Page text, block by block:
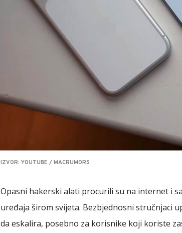
IZVOR: YOUTUBE / MACRUMORS
Opasni hakerski alati procurili su na internet i
uređaja širom svijeta. Bezbjednosni stručnjaci
da eskalira, posebno za korisnike koji koriste